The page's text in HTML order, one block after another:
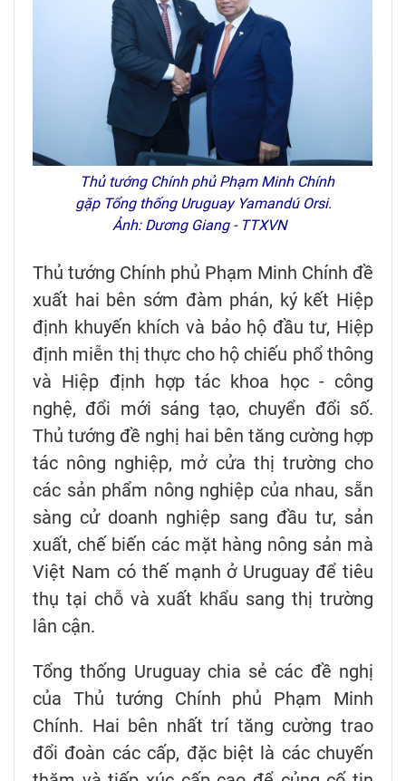
Thủ tướng Chính phủ Phạm Minh Chính
gặp Tổng thống Uruguay Yamandú Orsi.
Ảnh: Dương Giang - TTXVN
Thủ tướng Chính phủ Phạm Minh Chính đề
xuất hai bên sớm đàm phán, ký kết Hiệp
định khuyến khích và bảo hộ đầu tư, Hiệp
định miễn thị thực cho hộ chiếu phổ thông
và Hiệp định hợp tác khoa học - công
nghệ, đổi mới sáng tạo, chuyển đổi số.
Thủ tướng đề nghị hai bên tăng cường hợp
tác nông nghiệp, mở cửa thị trường cho
các sản phẩm nông nghiệp của nhau, sẵn
sàng cử doanh nghiệp sang đầu tư, sản
xuất, chế biến các mặt hàng nông sản mà
Việt Nam có thế mạnh ở Uruguay để tiêu
thụ tại chỗ và xuất khẩu sang thị trường
lân cận.
Tổng thống Uruguay chia sẻ các đề nghị
của Thủ tướng Chính phủ Phạm Minh
Chính. Hai bên nhất trí tăng cường trao
đổi đoàn các cấp, đặc biệt là các chuyến